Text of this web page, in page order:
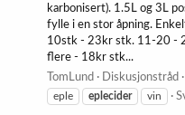
karbonisert). 1.5L og 3L
fylle i en stor åpning.
10stk - 23kr stk. 11-20 -
flere - 18kr stk...
TomLund
Diskusjonstråd
eple
eplecider vin